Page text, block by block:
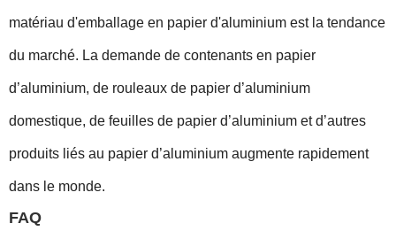
matériau d'emballage en papier d'aluminium est la tendance
du marché. La demande de contenants en papier
d’aluminium, de rouleaux de papier d’aluminium
domestique, de feuilles de papier d’aluminium et d’autres
produits liés au papier d’aluminium augmente rapidement
dans le monde.
FAQ